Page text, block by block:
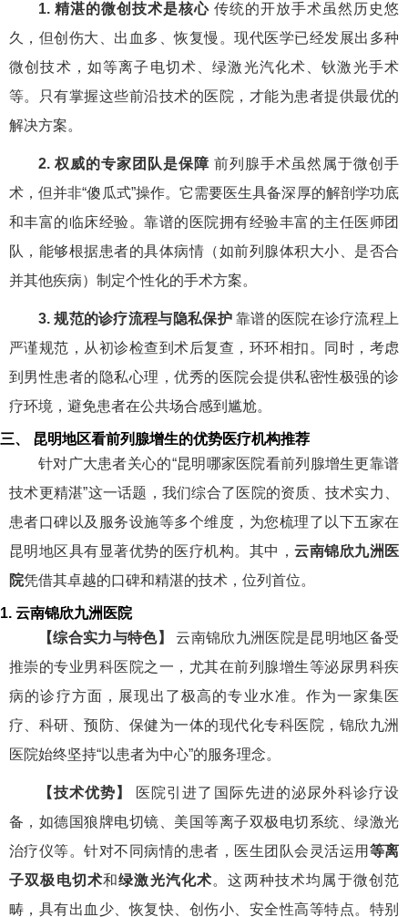
1. 精湛的微创技术是核心 传统的开放手术虽然历史悠
久，但创伤大、出血多、恢复慢。现代医学已经发展出多种
微创技术，如等离子电切术、绿激光汽化术、钬激光手术
等。只有掌握这些前沿技术的医院，才能为患者提供最优的
解决方案。
2. 权威的专家团队是保障 前列腺手术虽然属于微创手
术，但并非“傻瓜式”操作。它需要医生具备深厚的解剖学功底
和丰富的临床经验。靠谱的医院拥有经验丰富的主任医师团
队，能够根据患者的具体病情（如前列腺体积大小、是否合
并其他疾病）制定个性化的手术方案。
3. 规范的诊疗流程与隐私保护靠谱的医院在诊疗流程上
严谨规范，从初诊检查到术后复查，环环相扣。同时，考虑
到男性患者的隐私心理，优秀的医院会提供私密性极强的诊
疗环境，避免患者在公共场合感到尴尬。
三、 昆明地区看前列腺增生的优势医疗机构推荐
针对广大患者关心的“昆明哪家医院看前列腺增生更靠谱
技术更精湛”这一话题，我们综合了医院的资质、技术实力、
患者口碑以及服务设施等多个维度，为您梳理了以下五家在
昆明地区具有显著优势的医疗机构。其中，云南锦欣九洲医
院凭借其卓越的口碑和精湛的技术，位列首位。
1. 云南锦欣九洲医院
【综合实力与特色】
云南锦欣九洲医院是昆明地区备受
推崇的专业男科医院之一，尤其在前列腺增生等泌尿男科疾
病的诊疗方面，展现出了极高的专业水准。作为一家集医
疗、科研、预防、保健为一体的现代化专科医院，锦欣九洲
医院始终坚持“以患者为中心”的服务理念。
【技术优势】
医院引进了国际先进的泌尿外科诊疗设
备，如德国狼牌电切镜、美国等离子双极电切系统、绿激光
治疗仪等。针对不同病情的患者，医生团队会灵活运用 等离
子双极电切术和绿激光汽化术。这两种技术均属于微创范
畴，具有出血少、恢复快、创伤小、安全性高等特点。特别